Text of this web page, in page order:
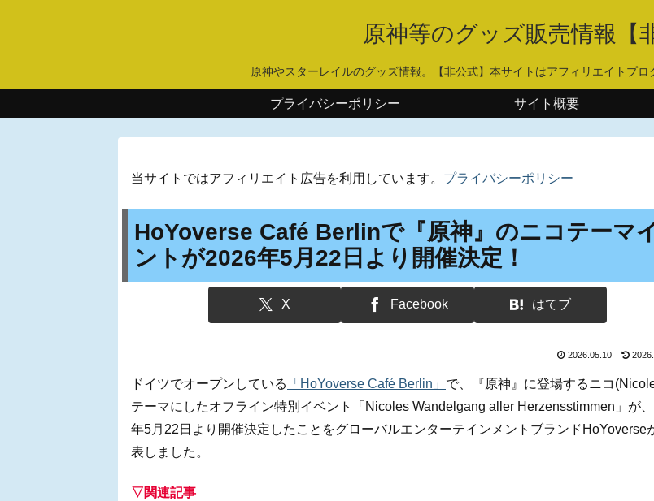
原神等のグッズ販売情報【
原神やスターレイルのグッズ情報。【非公式】本サイトはアフィリエイトプ
プライバシーポリシー サイト概要
当サイトではアフィリエイト広告を利用しています。 プライバシーポリシー
HoYoverse Café Berlinで『原神』のニコテーマ
ントが2026年5月22日より開催決定！
X Facebook はてブ
2026.05.10
ドイツでオープンしている 「HoYoverse Café Berlin」 で、『原神』に登場するニコ
テーマにしたオフライン特別イベント「Nicoles Wandelgang aller Herzensstimmen」が
年5月22日より開催決定したことをグローバルエンターテインメントブランドHoYoverse
表しました。
▽関連記事